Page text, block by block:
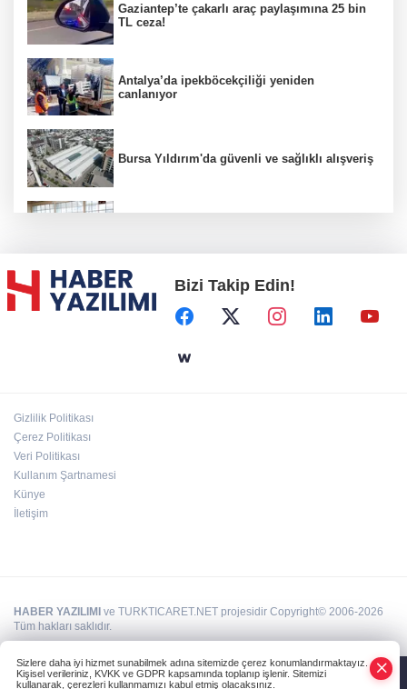
Gaziantep’te çakarlı araç paylaşımına 25 bin
TL ceza!
Antalya’da ipekböcekçiliği yeniden
canlanıyor
Bursa Yıldırım'da güvenli ve sağlıklı alışveriş
Başkent'in göletlerinde temizlik ve bakım
sürüyor
Bizi Takip Edin!
Gizlilik Politikası
Çerez Politikası
Veri Politikası
Kullanım Şartnamesi
Künye
İletişim
HABER YAZILIMI ve TURKTICARET.NET projesidir Copyright© 2006-2026
Tüm hakları saklıdır.
Sizlere daha iyi hizmet sunabilmek adına sitemizde çerez konumlandırmaktayız.
Kişisel verileriniz, KVKK ve GDPR kapsamında toplanıp işlenir. Sitemizi
kullanarak, çerezleri kullanmamızı kabul etmiş olacaksınız.